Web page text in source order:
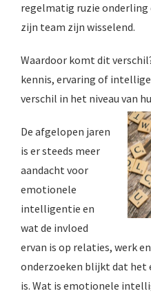
regelmatig ruzie onderling
zijn team zijn wisselend.
Waardoor komt dit
kennis, ervaring of
verschil in het niveau van
De afgelopen jaren
is er steeds meer
aandacht voor
emotionele
intelligentie en
wat de invloed
ervan is op relaties, werk
onderzoeken blijkt dat het
is. Wat is emotionele
te
over
op
te
de
Hierdoor
website-
van